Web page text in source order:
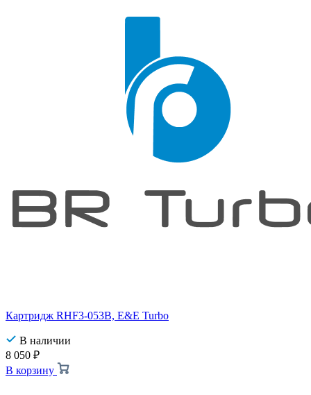
Картридж RHF3-053B, E&E Turbo
В наличии
8 050 ₽
В корзину